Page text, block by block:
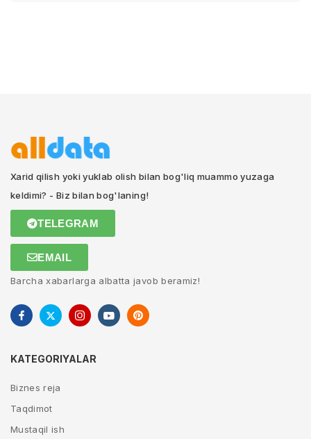
Xarid qilish yoki yuklab olish bilan bog'liq muammo yuzaga
keldimi? - Biz bilan bog'laning!
TELEGRAM
EMAIL
Barcha xabarlarga albatta javob beramiz!
KATEGORIYALAR
Biznes reja
Taqdimot
Mustaqil ish